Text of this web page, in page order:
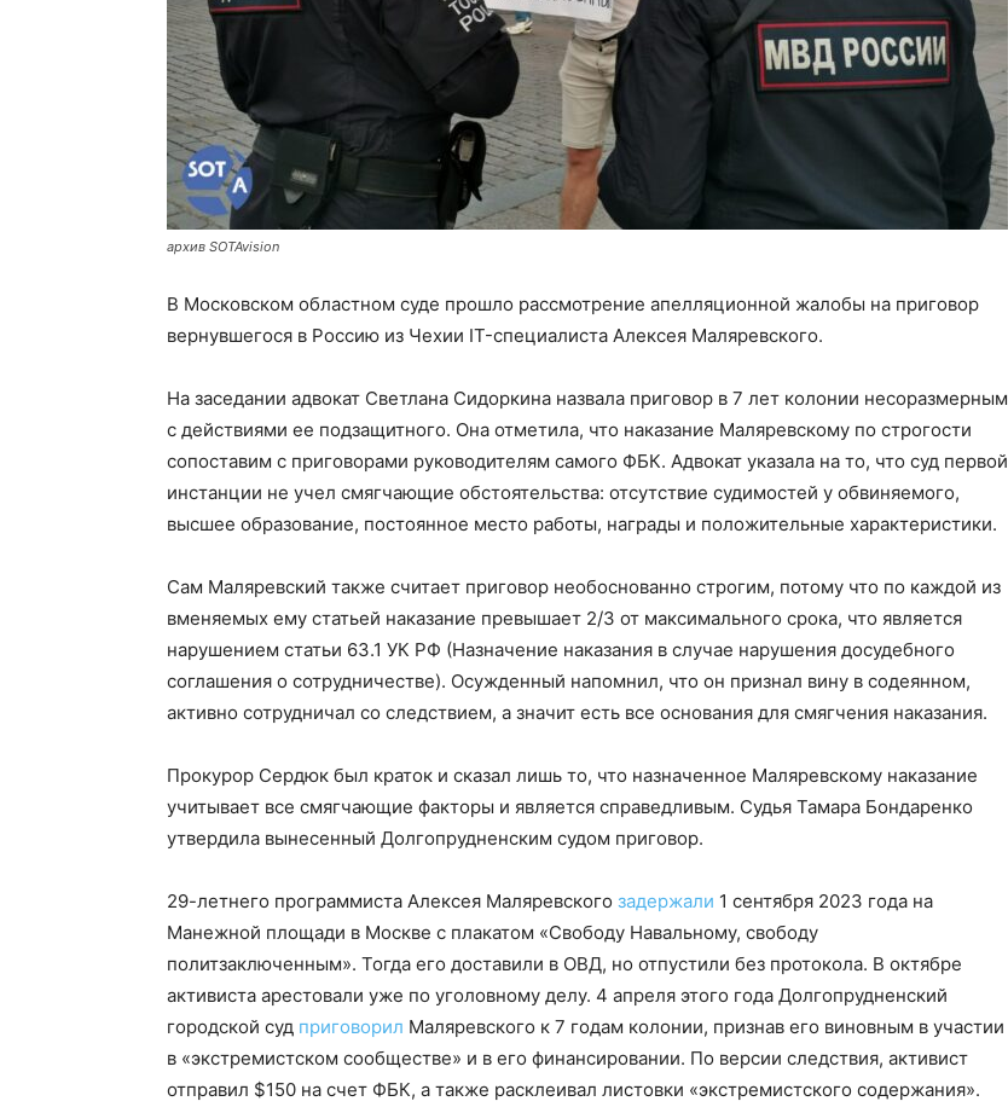
архив SOTAvision
В Московском областном суде прошло рассмотрение апелляционной жалобы на приговор
вернувшегося в Россию из Чехии IT-специалиста Алексея Маляревского.
На заседании адвокат Светлана Сидоркина назвала приговор в 7 лет колонии несоразмерным
с действиями ее подзащитного. Она отметила, что наказание Маляревскому по строгости
сопоставим с приговорами руководителям самого ФБК. Адвокат указала на то, что суд первой
инстанции не учел смягчающие обстоятельства: отсутствие судимостей у обвиняемого,
высшее образование, постоянное место работы, награды и положительные характеристики.
Сам Маляревский также считает приговор необоснованно строгим, потому что по каждой из
вменяемых ему статьей наказание превышает 2/3 от максимального срока, что является
нарушением статьи 63.1 УК РФ (Назначение наказания в случае нарушения досудебного
соглашения о сотрудничестве). Осужденный напомнил, что он признал вину в содеянном,
активно сотрудничал со следствием, а значит есть все основания для смягчения наказания.
Прокурор Сердюк был краток и сказал лишь то, что назначенное Маляревскому наказание
учитывает все смягчающие факторы и является справедливым. Судья Тамара Бондаренко
утвердила вынесенный Долгопрудненским судом приговор.
29-летнего программиста Алексея Маляревского задержали 1 сентября 2023 года на
Манежной площади в Москве с плакатом «Свободу Навальному, свободу
политзаключенным». Тогда его доставили в ОВД, но отпустили без протокола. В октябре
активиста арестовали уже по уголовному делу. 4 апреля этого года Долгопрудненский
городской суд приговорил Маляревского к 7 годам колонии, признав его виновным в участии
в «экстремистском сообществе» и в его финансировании. По версии следствия, активист
отправил $150 на счет ФБК, а также расклеивал листовки «экстремистского содержания».